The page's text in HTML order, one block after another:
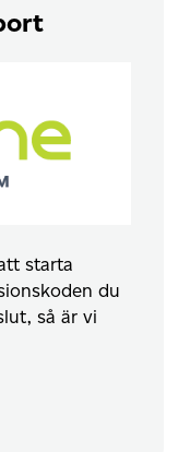
starta
du
så är vi